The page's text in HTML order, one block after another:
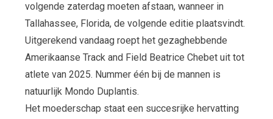
volgende zaterdag moeten afstaan, wanneer in
Tallahassee, Florida, de volgende editie plaatsvindt.
Uitgerekend vandaag roept het gezaghebbende
Amerikaanse Track and Field Beatrice Chebet uit tot
atlete van 2025. Nummer één bij de mannen is
natuurlijk Mondo Duplantis.
Het moederschap staat een succesrijke hervatting